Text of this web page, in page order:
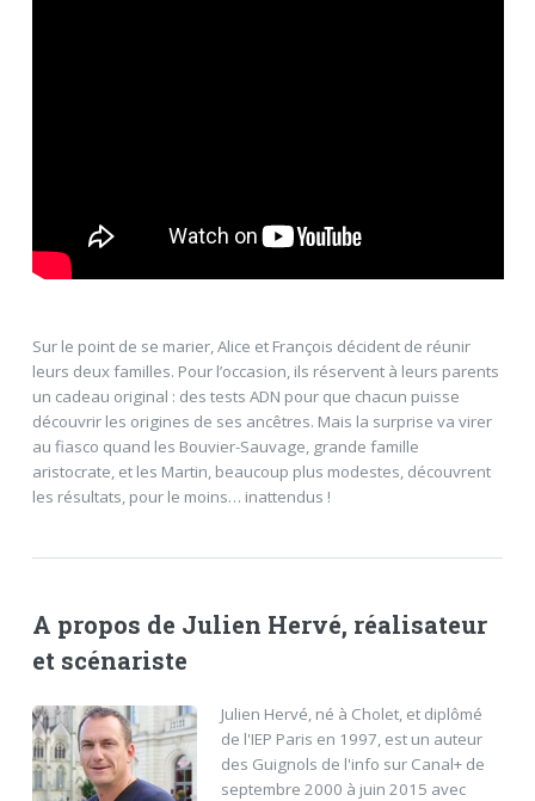
Sur le point de se marier, Alice et François décident de réunir
leurs deux familles. Pour l’occasion, ils réservent à leurs parents
un cadeau original : des tests ADN pour que chacun puisse
découvrir les origines de ses ancêtres. Mais la surprise va virer
au fiasco quand les Bouvier-Sauvage, grande famille
aristocrate, et les Martin, beaucoup plus modestes, découvrent
les résultats, pour le moins… inattendus !
A propos de Julien Hervé, réalisateur
et scénariste
Julien Hervé, né à Cholet, et diplômé
de l'IEP Paris en 1997, est un auteur
des Guignols de l'info sur Canal+ de
septembre 2000 à juin 2015 avec